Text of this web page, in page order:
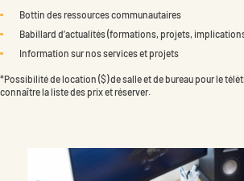
Bottin des ressources communautaires
Babillard d’actualités (formations, projets,
Information sur nos services et projets
*Possibilité de location ($) de salle et de bureau pour le
connaître la liste des prix et réserver.